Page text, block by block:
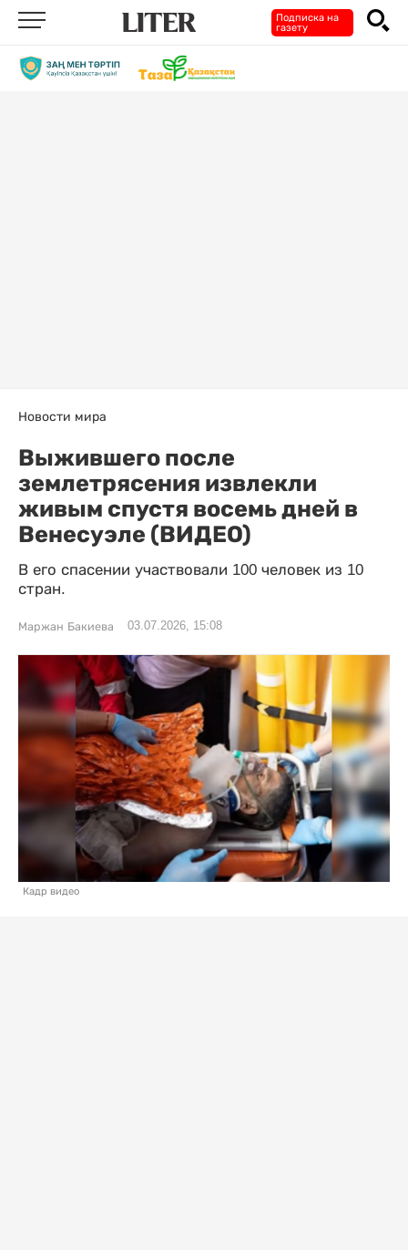
Подписка на
газету
Новости мира
Выжившего после
землетрясения извлекли
живым спустя восемь дней в
Венесуэле (ВИДЕО)
В его спасении участвовали 100 человек из 10
стран.
Маржан Бакиева 03.07.2026, 15:08
Кадр видео